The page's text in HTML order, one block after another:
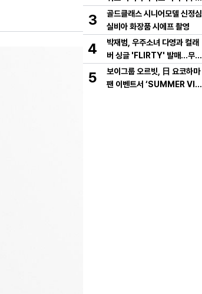
한국 KBT가 수상
3
골드클래스 시니어모델 신정심
실비아 화장품 시에프 촬영
4
박재범, 우주소녀 다영과 컬래
버 싱글 'FLIRTY' 발매…무더
위 날리는 사운드로 여름 가요계
정조준
5
보이그룹 오르빗, 日 요코하마
팬 이벤트서 ‘SUMMER VIB